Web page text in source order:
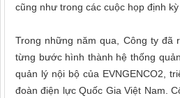
cũng như trong các cuộc họp định kỳ
Trong những năm qua, Công ty đã
từng bước hình thành hệ thống
quản lý nội bộ của EVNGENCO2,
đoàn điện lực Quốc Gia Việt Nam.